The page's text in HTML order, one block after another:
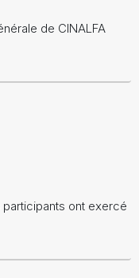
de CINALFA
ont exercé